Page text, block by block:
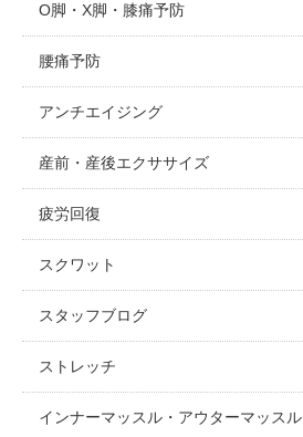
O脚・X脚・膝痛予防
腰痛予防
アンチエイジング
産前・産後エクササイズ
疲労回復
スクワット
スタッフブログ
ストレッチ
インナーマッスル・アウターマッスル